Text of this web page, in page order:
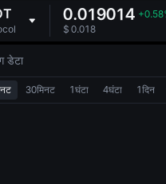
0.019014
$ 0.018
डेटा
30मिनट 1घंटा 4घंटा 1दिन